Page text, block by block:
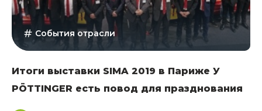
События отрасли
Итоги выставки SIMA 2019 в Париже У
PÖTTINGER есть повод для празднования